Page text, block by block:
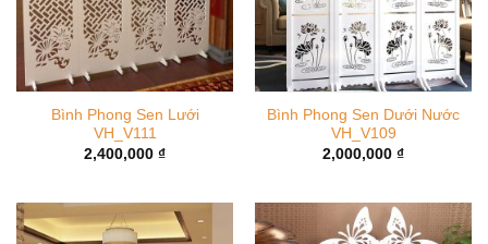
Bình Phong Sen Lưới
VH_V111
2,400,000 ₫
Bình Phong Sen Dưới Nước
VH_V109
2,000,000 ₫